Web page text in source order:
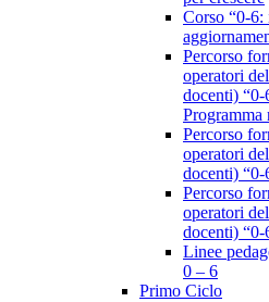
Corso “0-6:
Percorso
operatori
docenti) “0-
Programma
Percorso
operatori
docenti) “0-
Percorso
operatori
docenti) “0-
Linee
0 – 6
Primo Ciclo